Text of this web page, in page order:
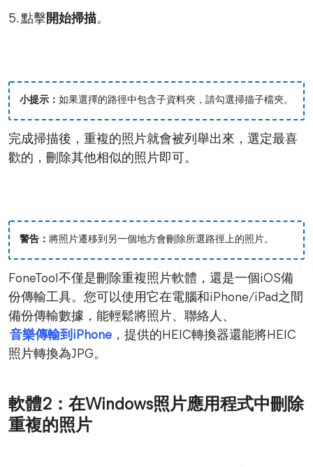
5. 點擊開始掃描。
小提示： 如果選擇的路徑中包含子資料夾，請勾選掃描子檔夾。
完成掃描後，重複的照片就會被列舉出來，選定最喜
歡的，刪除其他相似的照片即可。
警告： 將照片遷移到另一個地方會刪除所選路徑上的照片。
FoneTool不僅是刪除重複照片軟體，還是一個iOS備
份傳輸工具。您可以使用它在電腦和iPhone/iPad之間
備份傳輸數據，能輕鬆將照片、聯絡人、
音樂傳輸到iPhone，提供的HEIC轉換器還能將HEIC
照片轉換為JPG。
軟體2：在Windows照片應用程式中刪除
重複的照片